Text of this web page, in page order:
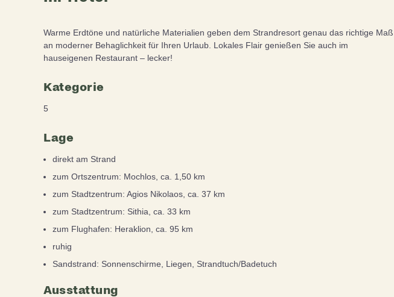
Warme Erdtöne und natürliche Materialien geben dem Strandresort genau das richtige Maß
an moderner Behaglichkeit für Ihren Urlaub. Lokales Flair genießen Sie auch im
hauseigenen Restaurant – lecker!
Kategorie
5
Lage
direkt am Strand
zum Ortszentrum: Mochlos, ca. 1,50 km
zum Stadtzentrum: Agios Nikolaos, ca. 37 km
zum Stadtzentrum: Sithia, ca. 33 km
zum Flughafen: Heraklion, ca. 95 km
ruhig
Sandstrand: Sonnenschirme, Liegen, Strandtuch/Badetuch
Ausstattung